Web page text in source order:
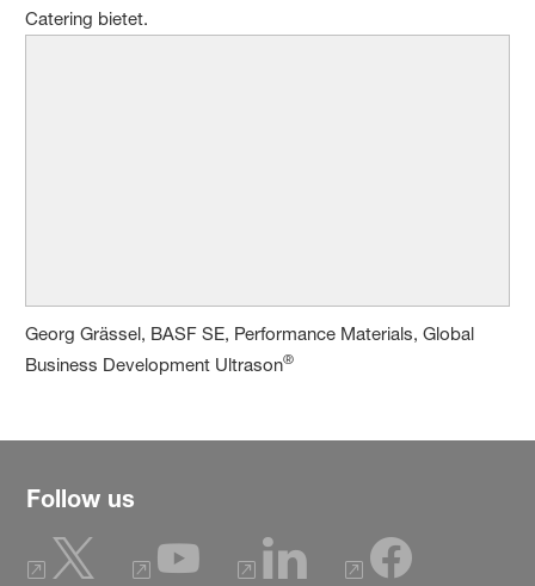
Catering bietet.
Georg Grässel, BASF SE, Performance Materials, Global
Business Development Ultrason®
Follow us